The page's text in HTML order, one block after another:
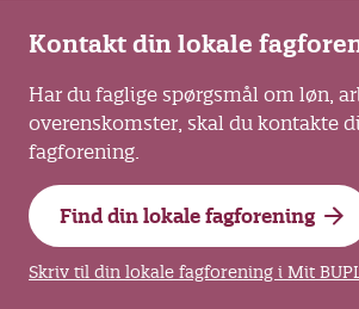
Kontakt din lokale
Har du faglige spørgsmål om løn,
overenskomster, skal du kontakte
fagforening.
Find din lokale fagforening
Skriv til din lokale fagforening i Mit